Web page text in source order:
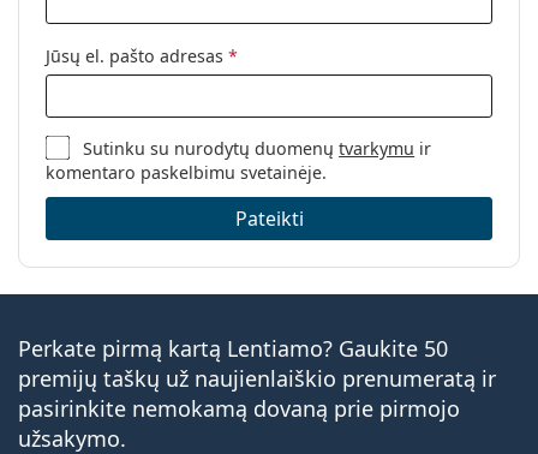
Jūsų el. pašto adresas *
Sutinku su nurodytų duomenųtvarkymu ir
komentaro paskelbimu svetainėje.
Pateikti
Perkate pirmą kartą Lentiamo? Gaukite 50
premijų taškų už naujienlaiškio prenumeratą ir
pasirinkite nemokamą dovaną prie pirmojo
užsakymo.